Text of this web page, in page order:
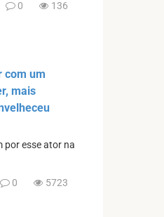
0 136
com um
mais
por esse ator na
0 5723